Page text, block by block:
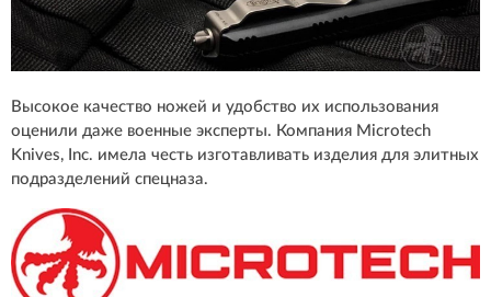
Высокое качество ножей и удобство их использования
оценили даже военные эксперты. Компания Microtech
Knives, Inc. имела честь изготавливать изделия для элитных
подразделений спецназа.